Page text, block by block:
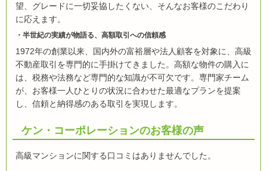
望、グレードに一切妥協したくない、そんなお客様のこだわり
に応えます。
半世紀の実績が物語る、高額取引への信頼感
1972年の創業以来、国内外の富裕層や法人顧客を対象に、高級
不動産取引を専門的に手掛けてきました。高額な物件の購入に
は、税務や法務など専門的な知識が不可欠です。専門家チーム
が、お客様一人ひとりの状況に合わせた最適なプランを提案
し、信頼と納得感のある取引を実現します。
ケン・コーポレーションのお客様の声
高級マンションに関する口コミはありませんでした。